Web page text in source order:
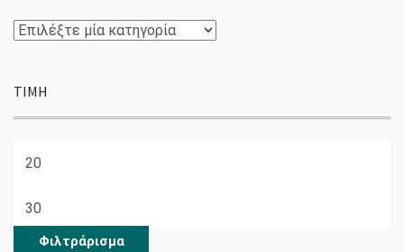
ΤΙΜΉ
τιμή
τιμή
Φιλτράρισμα